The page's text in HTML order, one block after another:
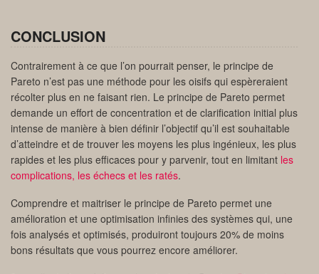
CONCLUSION
Contrairement à ce que l’on pourrait penser, le principe de
Pareto n’est pas une méthode pour les oisifs qui espèreraient
récolter plus en ne faisant rien. Le principe de Pareto permet
demande un effort de concentration et de clarification initial plus
intense de manière à bien définir l’objectif qu’il est souhaitable
d’atteindre et de trouver les moyens les plus ingénieux, les plus
rapides et les plus efficaces pour y parvenir, tout en limitant les
complications, les échecs et les ratés.
Comprendre et maitriser le principe de Pareto permet une
amélioration et une optimisation infinies des systèmes qui, une
fois analysés et optimisés, produiront toujours 20% de moins
bons résultats que vous pourrez encore améliorer.